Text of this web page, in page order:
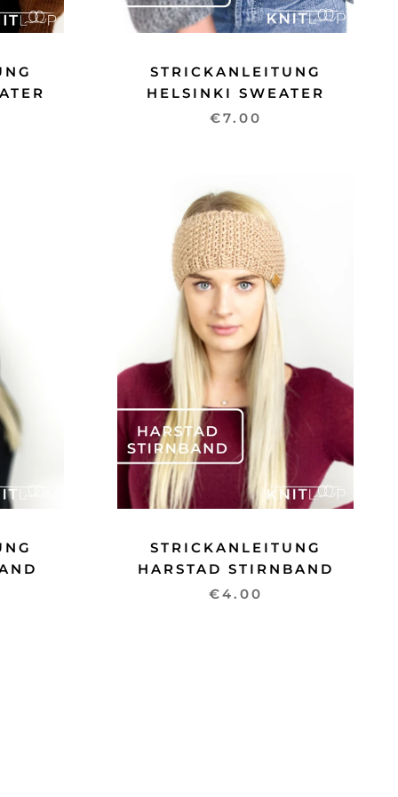
STRICKANLEITUNG
HELSINKI SWEATER
€7.00
STRICKANLEITUNG
HARSTAD STIRNBAND
€4.00